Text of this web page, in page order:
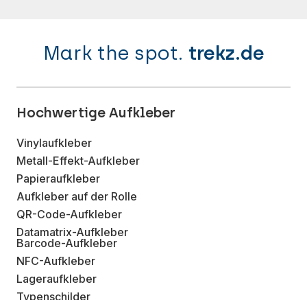
Mark the spot. trekz.de
Hochwertige Aufkleber
Vinylaufkleber
Metall-Effekt-Aufkleber
Papieraufkleber
Aufkleber auf der Rolle
QR-Code-Aufkleber
Datamatrix-Aufkleber
Barcode-Aufkleber
NFC-Aufkleber
Lageraufkleber
Typenschilder